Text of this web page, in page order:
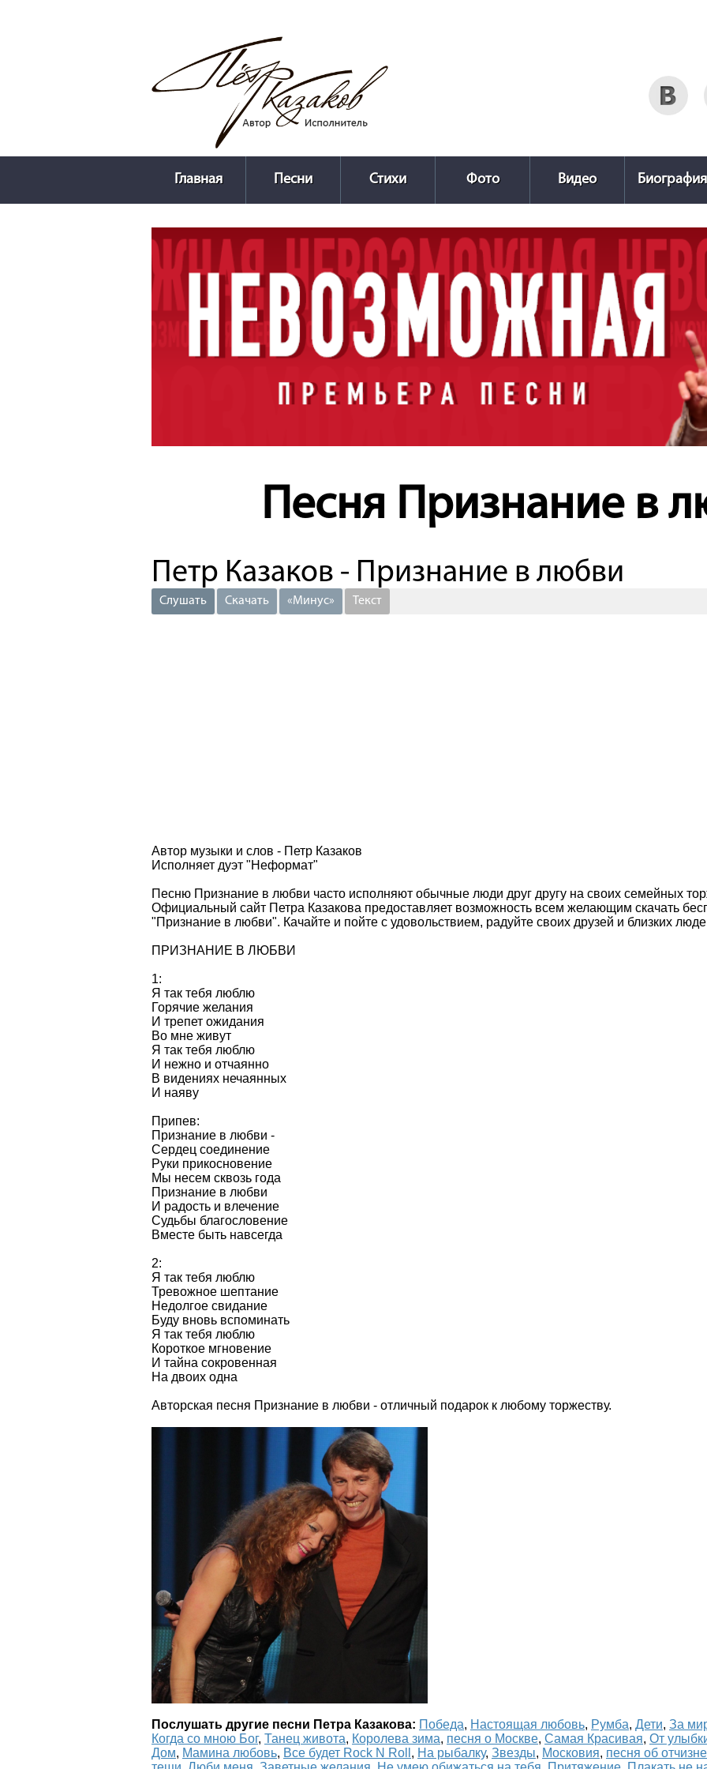
Главная Песни Стихи Фото Видео Биография
Песня Признание в
Петр Казаков - Признание в любви
Слушать Скачать «Минус» Текст
Автор музыки и слов - Петр Казаков
Исполняет дуэт "Неформат"
Песню Признание в любви часто исполняют обычные люди друг другу на своих семейных
Официальный сайт Петра Казакова предоставляет возможность всем желающим скачать
"Признание в любви". Качайте и пойте с удовольствием, радуйте своих друзей и близких
ПРИЗНАНИЕ В ЛЮБВИ
1:
Я так тебя люблю
Горячие желания
И трепет ожидания
Во мне живут
Я так тебя люблю
И нежно и отчаянно
В видениях нечаянных
И наяву
Припев:
Признание в любви -
Сердец соединение
Руки прикосновение
Мы несем сквозь года
Признание в любви
И радость и влечение
Судьбы благословение
Вместе быть навсегда
2:
Я так тебя люблю
Тревожное шептание
Недолгое свидание
Буду вновь вспоминать
Я так тебя люблю
Короткое мгновение
И тайна сокровенная
На двоих одна
Авторская песня Признание в любви - отличный подарок к любому торжеству.
Послушать другие песни Петра Казакова: Победа, Настоящая любовь, Румба, Дети, За
Когда со мною Бог, Танец живота, Королева зима, песня о Москве, Самая Красивая, От
Дом, Мамина любовь, Все будет Rock N Roll , На рыбалку, Звезды, Московия, песня об отчизне